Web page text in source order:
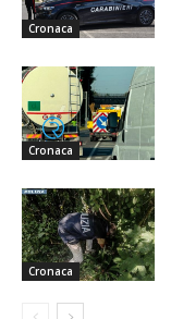
Cronaca
Cronaca
Cronaca